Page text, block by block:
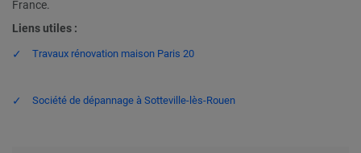
France.
Liens utiles :
Travaux rénovation maison Paris 20
Société de dépannage à Sotteville-lès-Rouen